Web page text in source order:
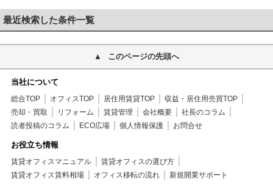
最近検索した条件一覧
このページの先頭へ
当社について
総合TOP オフィスTOP 居住用賃貸TOP
収益・居住用売買TOP
売却・買取
リフォーム 賃貸管理 会社概要
社長のコラム
読者投稿のコラム
ECO広場 個人情報保護 お問合せ
お役立ち情報
賃貸オフィスマニュアル
賃貸オフィスの選び方
賃貸オフィス賃料相場
オフィス移転の流れ 新規開業サポート